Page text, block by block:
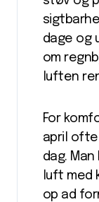
dage og
om
luften
For
april
dag.
luft med
op ad